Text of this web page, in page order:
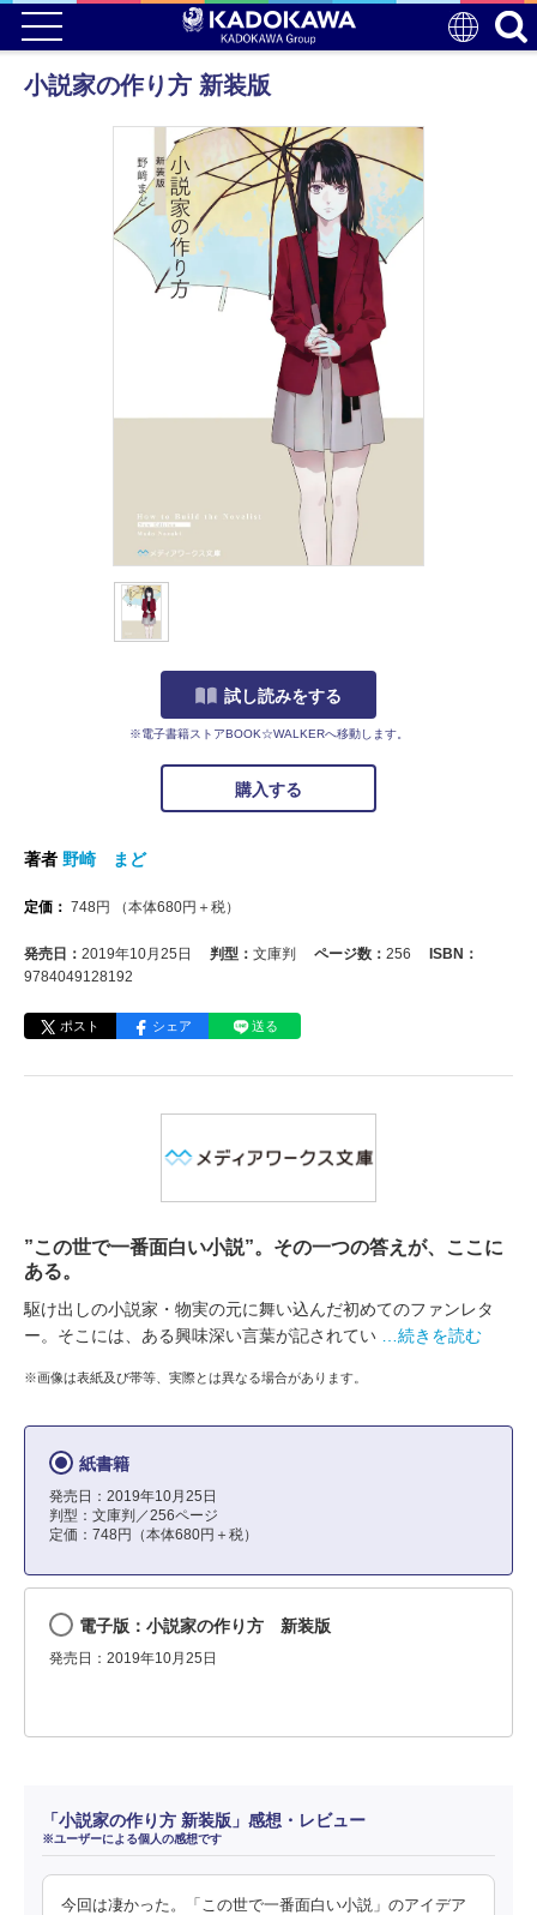
小説家の作り方 新装版
試し読みをする
※電子書籍ストアBOOK☆WALKERへ移動します。
購入する
著者 野崎 まど
定価： 748円 （本体680円＋税）
発売日： 2019年10月25日 判型： 文庫判 ページ数： 256
ISBN：
9784049128192
ポスト シェア 送る
”この世で一番面白い小説”。その一つの答えが、ここに
ある。
駆け出しの小説家・物実の元に舞い込んだ初めてのファンレタ
ー。そこには、ある興味深い言葉が記されてい
…続きを読む
※画像は表紙及び帯等、実際とは異なる場合があります。
紙書籍
発売日：2019年10月25日
判型：文庫判／256ページ
定価：748円（本体680円＋税）
電子版：小説家の作り方 新装版
発売日：2019年10月25日
「小説家の作り方 新装版」感想・レビュー
※ユーザーによる個人の感想です
今回は凄かった。「この世で一番面白い小説」のアイデア